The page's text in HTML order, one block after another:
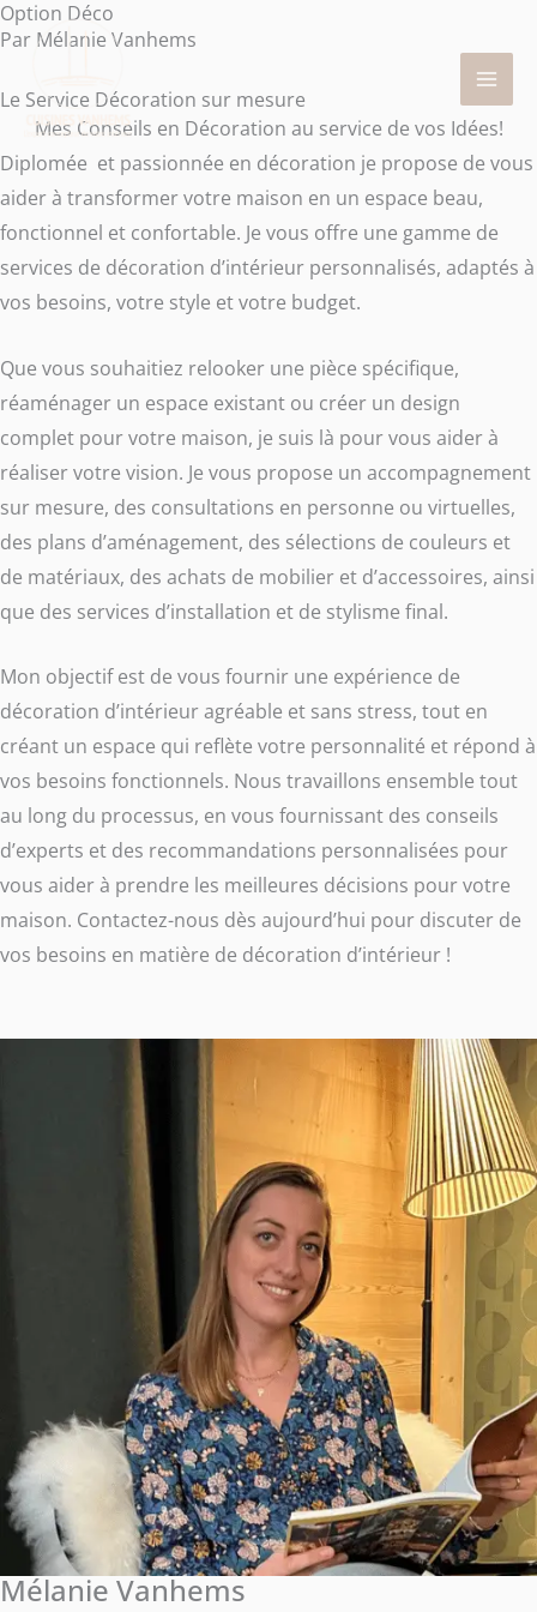
Aller
au
contenu
Option Déco
Par Mélanie Vanhems
Le Service Décoration sur mesure
Mes Conseils en Décoration au service de vos Idées!
Diplomée et passionnée en décoration je propose de vous
aider à transformer votre maison en un espace beau,
fonctionnel et confortable. Je vous offre une gamme de
services de décoration d’intérieur personnalisés, adaptés à
vos besoins, votre style et votre budget.
Que vous souhaitiez relooker une pièce spécifique,
réaménager un espace existant ou créer un design
complet pour votre maison, je suis là pour vous aider à
réaliser votre vision. Je vous propose un accompagnement
sur mesure, des consultations en personne ou virtuelles,
des plans d’aménagement, des sélections de couleurs et
de matériaux, des achats de mobilier et d’accessoires, ainsi
que des services d’installation et de stylisme final.
Mon objectif est de vous fournir une expérience de
décoration d’intérieur agréable et sans stress, tout en
créant un espace qui reflète votre personnalité et répond à
vos besoins fonctionnels. Nous travaillons ensemble tout
au long du processus, en vous fournissant des conseils
d’experts et des recommandations personnalisées pour
vous aider à prendre les meilleures décisions pour votre
maison. Contactez-nous dès aujourd’hui pour discuter de
vos besoins en matière de décoration d’intérieur !
Mélanie Vanhems